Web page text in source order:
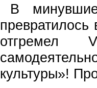
В
превратилось
отгремел
культуры»!